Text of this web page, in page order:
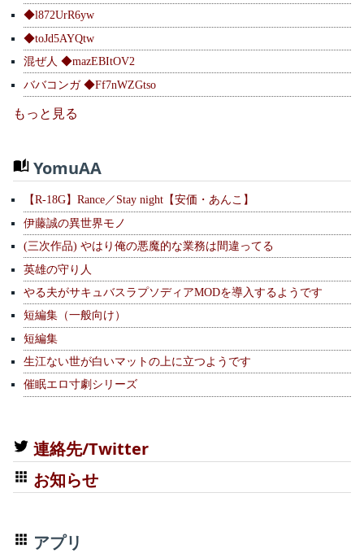
◆l872UrR6yw
◆toJd5AYQtw
混ぜ人 ◆mazEBItOV2
ババコンガ ◆Ff7nWZGtso
もっと見る
YomuAA
【R-18G】Rance／Stay night【安価・あんこ】
伊藤誠の異世界モノ
(三次作品) やはり俺の悪魔的な業務は間違ってる
英雄の守り人
やる夫がサキュバスラプソディアMODを導入するようです
短編集（一般向け）
短編集
生江ない世が白いマットの上に立つようです
催眠エロ寸劇シリーズ
連絡先/Twitter
お知らせ
アプリ